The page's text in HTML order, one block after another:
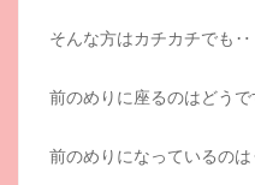
そんな方はカチカチでも‥
前のめりに座るのはどうで
前のめりになっているの